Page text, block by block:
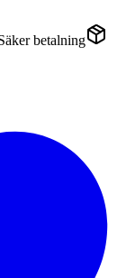
betalning